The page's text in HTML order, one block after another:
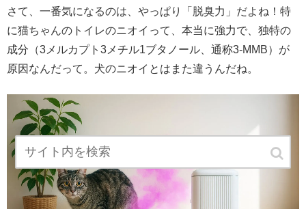
さて、一番気になるのは、やっぱり「脱臭力」だよね！特
に猫ちゃんのトイレのニオイって、本当に強力で、独特の
成分（3メルカプト3メチル1ブタノール、通称3-MMB）が
原因なんだって。犬のニオイとはまた違うんだね。